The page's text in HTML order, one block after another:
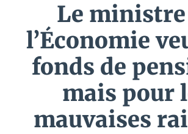
Le ministre
l’Économie
fonds de
mais pour
mauvaises